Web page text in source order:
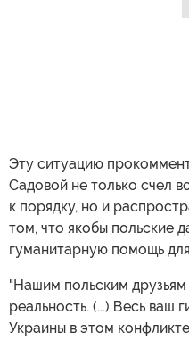
Эту ситуацию
Садовой не только счел
к порядку, но и
том, что якобы польские
гуманитарную помощь
"Нашим польским
реальность. (...) Весь ваш
Украины в этом